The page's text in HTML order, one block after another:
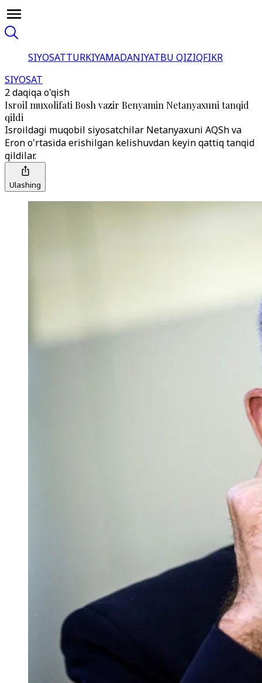
SIYOSATTURKIYAMADANIYATBU QIZIQFIKR
SIYOSAT
2 daqiqa o'qish
Isroil muxolifati Bosh vazir Benyamin Netanyaxuni tanqid
qildi
Isroildagi muqobil siyosatchilar Netanyaxuni AQSh va
Eron o'rtasida erishilgan kelishuvdan keyin qattiq tanqid
qildilar.
Ulashing